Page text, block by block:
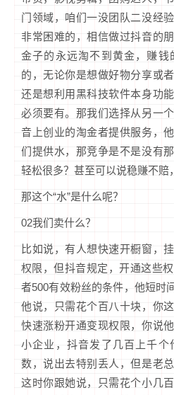
门领域，咱们一没团队二没经
非常困难的，相信做过抖音的
金子的永远淘不到黄金，赚
的，无论你是想做好物分享或
还是想利用黑科技软件本身功
必须要有。那我们选择从另一
音上创业的淘金者提供服务，
们提供水，那竞争是不是没有
轻松很多？甚至可以说稳赚不赔
那这个“水”是什么呢？
02我们卖什么？
比如说，有人想快速开橱窗，
权限，但抖音规定，开通这些
者500有效粉丝的条件，他短时
他说，只需花个百八十块，你
快速涨粉开通变现权限，你说
小企业，抖音发了几百上千个
数，说出去特别丢人，但是老
这时你跟她说，只需花个小几